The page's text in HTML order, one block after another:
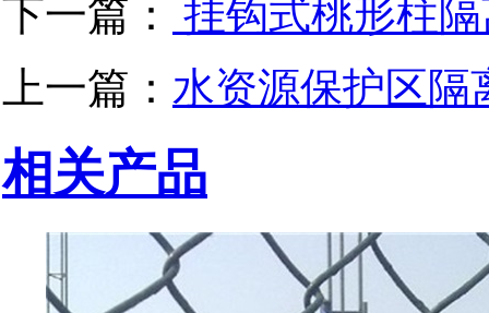
下一篇：
挂钩式桃形柱
上一篇： 水资源保护区隔
相关产品